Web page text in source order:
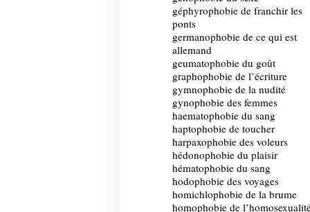
géphyrophobie de franchir les
ponts
germanophobie de ce qui est
allemand
geumatophobie du goût
graphophobie de l’écriture
gymnophobie de la nudité
gynophobie des femmes
haematophobie du sang
haptophobie de toucher
harpaxophobie des voleurs
hédonophobie du plaisir
hématophobie du sang
hodophobie des voyages
homichlophobie de la brume
homophobie de